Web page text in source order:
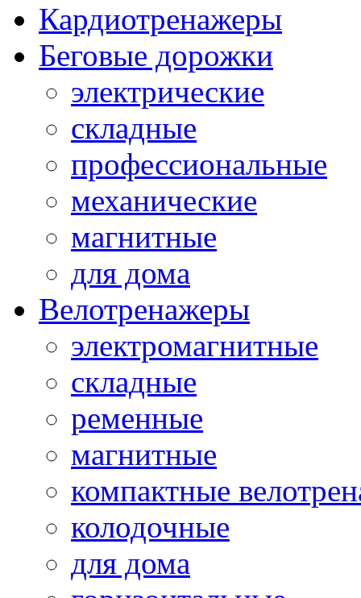
Кардиотренажеры
Беговые дорожки
электрические
складные
профессиональные
механические
магнитные
для дома
Велотренажеры
электромагнитные
складные
ременные
магнитные
компактные
колодочные
для дома